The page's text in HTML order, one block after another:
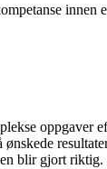
oppgaver
blir gjort riktig.